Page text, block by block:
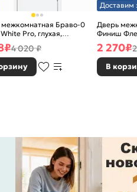
Браво-0
Pro, глухая,
щитовая
₽4 020 ₽
Доставим
Дверь
Финиш
Л-11
каркасно-
2 270₽
В